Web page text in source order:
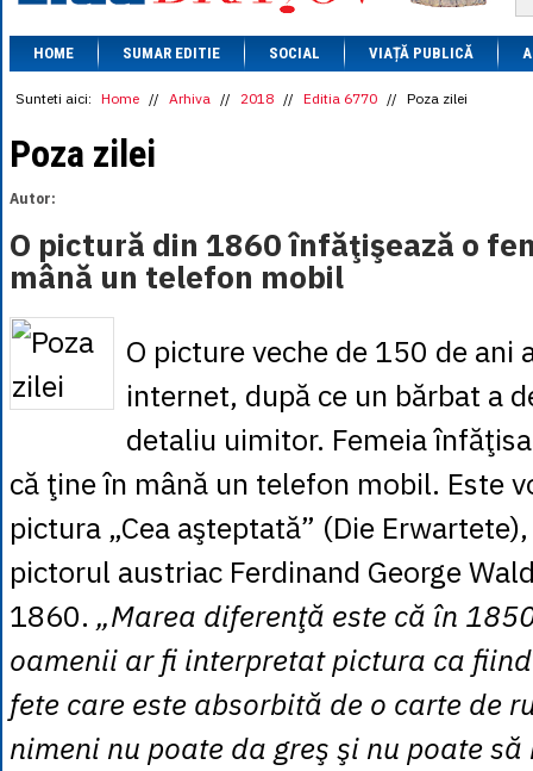
1 BGN= 2.5449
1 CAD= 3.1559
1 CHF= 5.2813
1 CNY= 0.6015
1 KRW= 0.3047
1 PLN= 1.1646
1 RUB= 0.0530
1 TRY= 0.1141
= 0.1048
1 XDR
= 5.9383
HOME SUMAR EDITIE SOCIAL VIAȚĂ PUBLICĂ
Sunteti aici: Home // Arhiva // 2018 // Editia 6770 // Poza zilei
Poza zilei
Autor:
O pictură din 1860 înfăţişează o
mână un telefon mobil
O picture veche de 150 de ani
internet, după ce un bărbat a
detaliu uimitor. Femeia
că ţine în mână un telefon mobil. Este
pictura „Cea aşteptată” (Die
pictorul austriac Ferdinand George
1860. „Marea diferenţă este că în
oamenii ar fi interpretat pictura ca
fete care este absorbită de o carte de
nimeni nu poate da greş şi nu poate să